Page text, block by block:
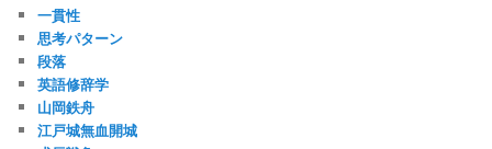
一貫性
思考パターン
段落
英語修辞学
山岡鉄舟
江戸城無血開城